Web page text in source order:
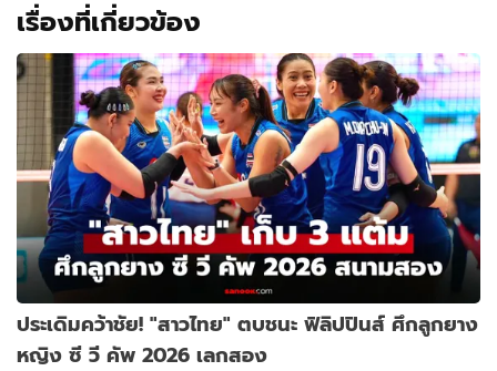
เรื่องที่เกี่ยวข้อง
ประเดิมคว้าชัย! "สาวไทย" ตบชนะ ฟิลิปปินส์ ศึกลูกยาง
หญิง ซี วี คัพ 2026 เลกสอง